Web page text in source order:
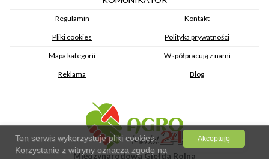
Regulamin Kontakt
Pliki cookies Polityka prywatności
Mapa kategorii Współpracują z nami
Reklama Blog
Międzynarodowa Giełda Rolna
Ten serwis wykorzystuje pliki cookies.
Korzystanie z witryny oznacza zgodę na
Akceptuję